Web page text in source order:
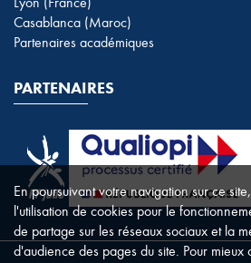
Casablanca (Maroc)
Partenaires académiques
PARTENAIRES
En poursuivant votre navigation sur ce
l'utilisation de cookies pour le
de partage sur les réseaux sociaux et la
d'audience des pages du site. Pour mieux